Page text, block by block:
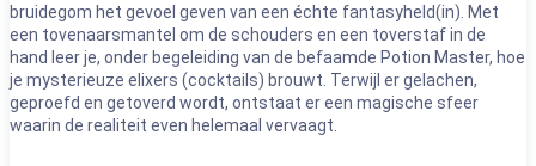
bruidegom het gevoel geven van een échte fantasyheld(in). Met
een tovenaarsmantel om de schouders en een toverstaf in de
hand leer je, onder begeleiding van de befaamde Potion Master, hoe
je mysterieuze elixers (cocktails) brouwt. Terwijl er gelachen,
geproefd en getoverd wordt, ontstaat er een magische sfeer
waarin de realiteit even helemaal vervaagt.